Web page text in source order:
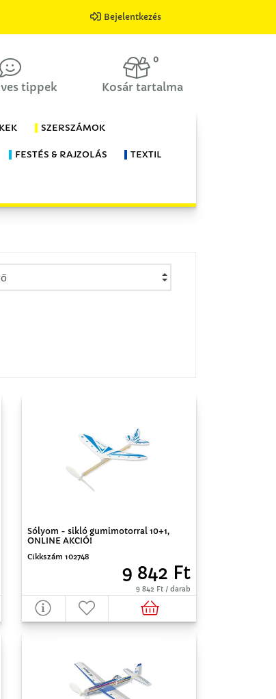
Bejelentkezés
tippek
0
Kosár tartalma
SZERSZÁMOK
FESTÉS & RAJZOLÁS TEXTIL
Sólyom - sikló gumimotorral 10+1,
ONLINE AKCIÓ!
Cikkszám 102748
9 842 Ft
9 842 Ft / darab